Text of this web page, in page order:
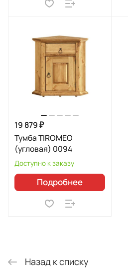
19 879 ₽
Тумба TIROMEO
(угловая) 0094
Доступно к заказу
Подробнее
Назад к списку